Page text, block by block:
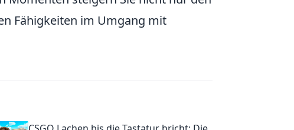
Fähigkeiten im Umgang mit